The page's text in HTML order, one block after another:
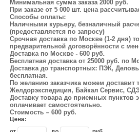
Минимальная сумма заказа 2000 руб.
При заказе от 5 000 шт. цена
Способы оплаты:
Наличными курьеру, безналичный
(предоставляется по запросу)
Срочная доставка по Москве (1-2 дня)
предварительной договорённости с
Доставка по Москве - 600 руб.
Бесплатная доставка от 25000 руб. по
Доставка до транспортных: ПЭК,
бесплатная.
По желанию заказчика можем доставит
Желдорэкспедиция, Байкал Сервис,
Доставку товара до приемных пунктов
оплачивает самостоятельно.
Стоимость – 600 руб.
Цена: